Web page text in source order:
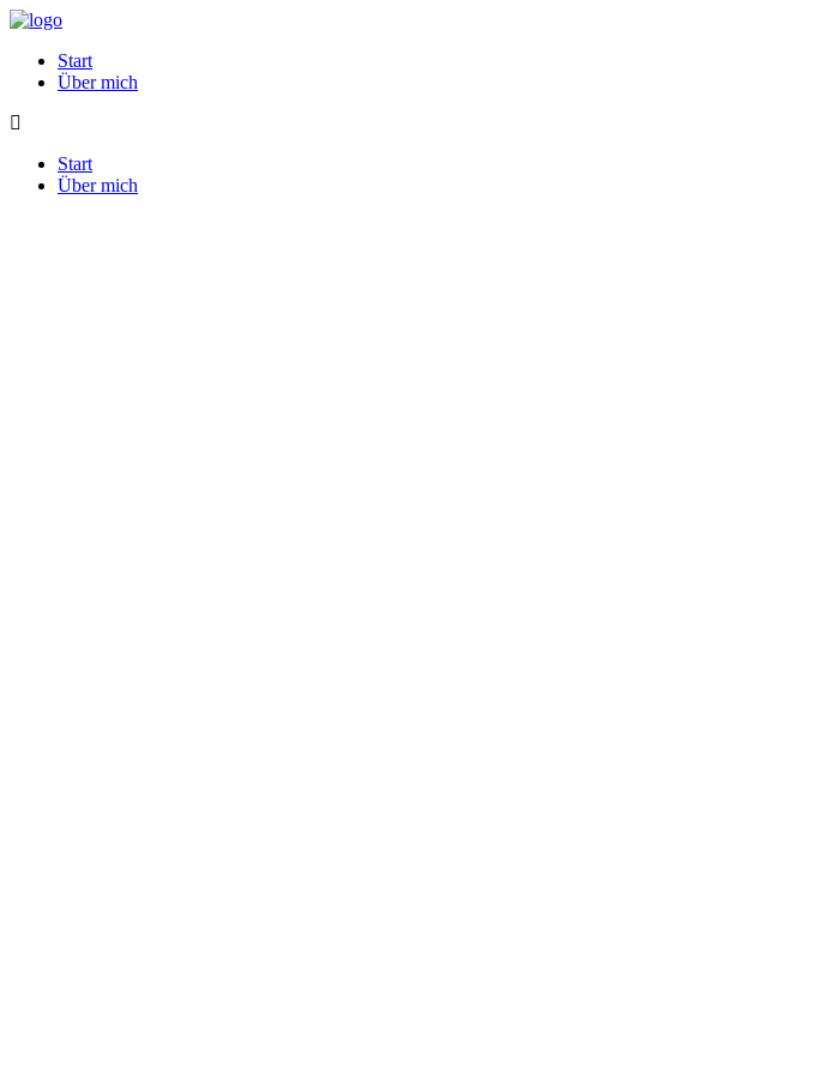
Start
Über mich
Start
Über mich